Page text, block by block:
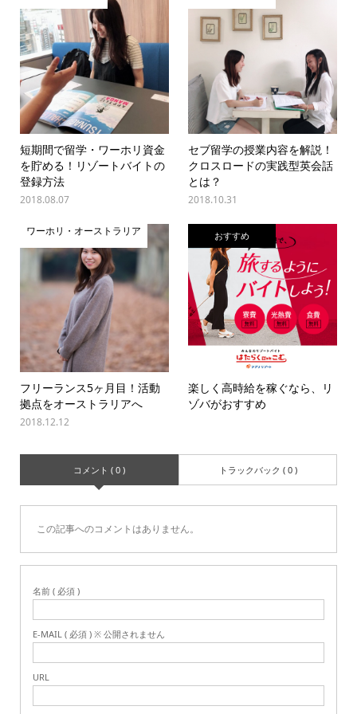
短期間で留学・ワーホリ資金
を貯める！リゾートバイトの
登録方法
2018.08.07
セブ留学の授業内容を解説！
クロスロードの実践型英会話
とは？
2018.10.31
ワーホリ・オーストラリア
フリーランス5ヶ月目！活動
拠点をオーストラリアへ
2018.12.12
おすすめ
楽しく高時給を稼ぐなら、リ
ゾバがおすすめ
コメント ( 0 ) トラックバック ( 0 )
この記事へのコメントはありません。
名前 ( 必須 )
E-MAIL ( 必須 ) ※ 公開されません
URL